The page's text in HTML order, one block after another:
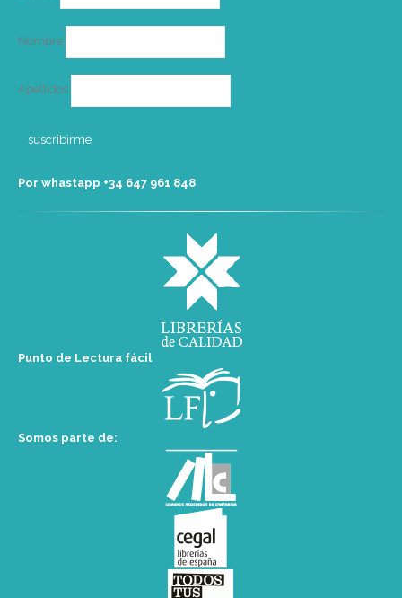
Nombre
Apellidos
Por whastapp +34 ‭647 961 848‬
Punto de Lectura fácil
Somos parte de: